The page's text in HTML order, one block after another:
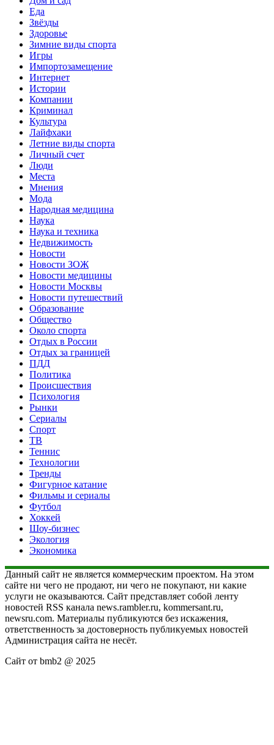
Еда
Звёзды
Здоровье
Зимние виды спорта
Игры
Импортозамещение
Интернет
Истории
Компании
Криминал
Культура
Лайфхаки
Летние виды спорта
Личный счет
Люди
Места
Мнения
Мода
Народная медицина
Наука
Наука и техника
Недвижимость
Новости
Новости ЗОЖ
Новости медицины
Новости Москвы
Новости путешествий
Образование
Общество
Около спорта
Отдых в России
Отдых за границей
ПДД
Политика
Происшествия
Психология
Рынки
Сериалы
Спорт
ТВ
Теннис
Технологии
Тренды
Фигурное катание
Фильмы и сериалы
Футбол
Хоккей
Шоу-бизнес
Экология
Экономика
Данный сайт не является коммерческим проектом. На этом
сайте ни чего не продают, ни чего не покупают, ни какие
услуги не оказываются. Сайт представляет собой ленту
новостей RSS канала news.rambler.ru, kommersant.ru,
newsru.com. Материалы публикуются без искажения,
ответственность за достоверность публикуемых новостей
Администрация сайта не несёт.
Сайт от bmb2 @ 2025